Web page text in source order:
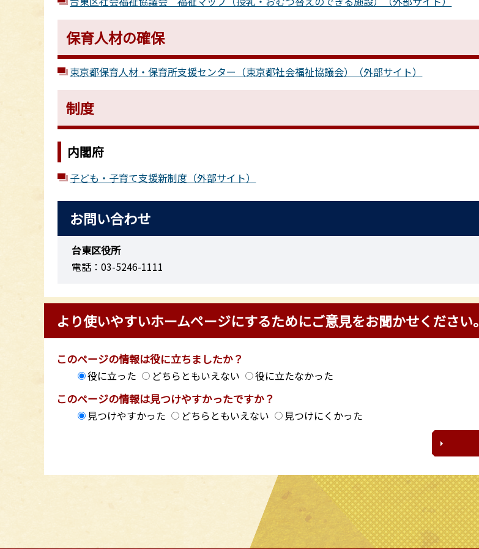
保育人材の確保
東京都保育人材・保育所支援センター（東京都社会福祉協議会）（外部サイト）
制度
内閣府
子ども・子育て支援新制度（外部サイト）
お問い合わせ
台東区役所
電話：03-5246-1111
より使いやすいホームページにするためにご意見をお聞かせください。
このページの情報は役に立ちましたか？
役に立った どちらともいえない 役に立たなかった
このページの情報は見つけやすかったですか？
見つけやすかった どちらともいえない 見つけにくかった